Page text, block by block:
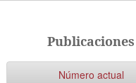
Publicaciones
Número actual